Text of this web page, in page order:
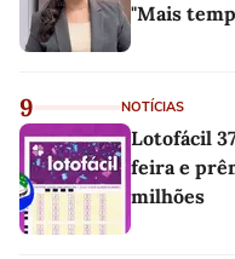
"Mais
9 NOTÍCIAS
Lotofácil
feira e
milhões